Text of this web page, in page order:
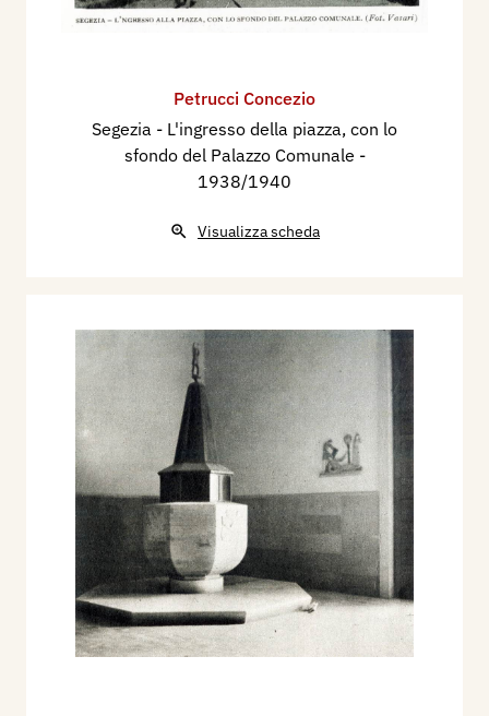
Petrucci Concezio
Segezia - L'ingresso della piazza, con lo
sfondo del Palazzo Comunale -
1938/1940
Visualizza scheda